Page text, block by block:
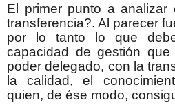
El primer punto a analizar
transferencia?. Al parecer
por lo tanto lo que
capacidad de gestión
poder delegado, con la
la calidad, el
quien, de ése modo,